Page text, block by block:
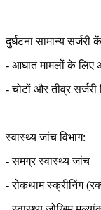
दुर्घटना सामान्य सर्जरी
- आघात मामलों के लिए
- चोटों और तीव्र
स्वास्थ्य जांच विभाग:
- समग्र स्वास्थ्य जांच
- रोकथाम स्क्रीनिंग